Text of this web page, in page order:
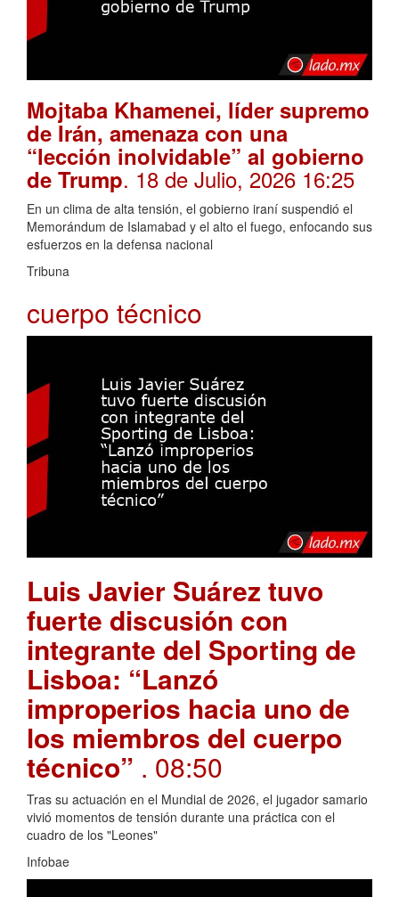
Mojtaba Khamenei, líder supremo
de Irán, amenaza con una
“lección inolvidable” al gobierno
de Trump. 18 de Julio, 2026 16:25
En un clima de alta tensión, el gobierno iraní suspendió el
Memorándum de Islamabad y el alto el fuego, enfocando sus
esfuerzos en la defensa nacional
Tribuna
cuerpo técnico
Luis Javier Suárez tuvo
fuerte discusión con
integrante del Sporting de
Lisboa: “Lanzó
improperios hacia uno de
los miembros del cuerpo
técnico” . 08:50
Tras su actuación en el Mundial de 2026, el jugador samario
vivió momentos de tensión durante una práctica con el
cuadro de los "Leones"
Infobae